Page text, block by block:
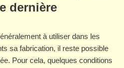
dernière
à utiliser dans les
sa fabrication, il reste possible
Pour cela, quelques conditions